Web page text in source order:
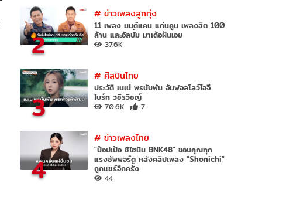
2
# ข่าวเพลงลูกทุ่ง
11 เพลง มนต์แคน แก่นคูน เพลงฮิต 100
ล้าน และอัลบั้ม มาเด้อฝันเอย
37.6K
3
# ศิลปินไทย
ประวัติ เนเน่ พรนับพัน อันฟอลโลว์ไอจี
ไบร์ท วชิรวิชญ์
70.6K 7
4
# ข่าวเพลงไทย
"ป๊อปเป้อ ชิไฮนิน BNK48" ขอบคุณทุก
แรงซัพพอร์ต หลังคลิปเพลง "Shonichi"
ถูกแชร์อีกครั้ง
44